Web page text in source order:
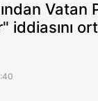
Vatan
iddiasını